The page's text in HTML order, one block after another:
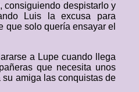
consiguiendo despistarlo y
Luis la excusa para
que solo quería ensayar el
a Lupe cuando llega
que necesita unos
amiga las conquistas de